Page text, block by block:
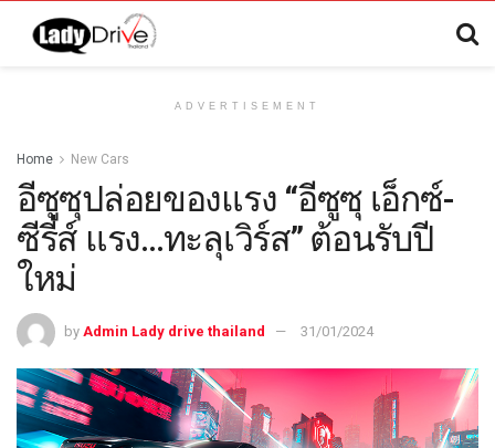
ADVERTISEMENT
Home New Cars
อีซูซุปล่อยของแรง “อีซูซุ เอ็กซ์-
ซีรี่ส์ แรง…ทะลุเวิร์ส” ต้อนรับปี
ใหม่
by Admin Lady drive thailand 31/01/2024